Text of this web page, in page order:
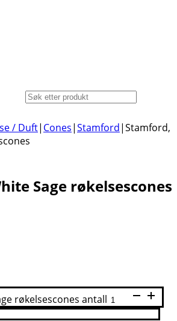
/ Duft| Cones|Stamford|Stamford,
Sage røkelsescones
røkelsescones antall